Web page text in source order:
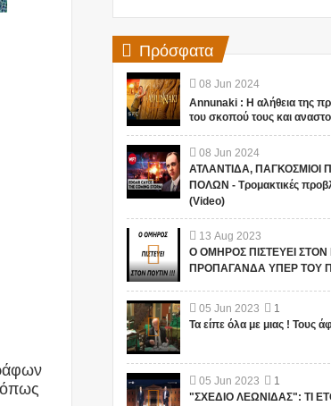
όπως
Πρόσφατα
08 Jun 2024
Annunaki : Η αλήθεια της
του σκοπού τους και
08 Jun 2024
ΑΤΛΑΝΤΙΔΑ, ΠΑΓΚΟΣΜΙΟΙ
ΠΟΛΩΝ - Τρομακτικές
(Video)
13 Aug 2023
Ο ΟΜΗΡΟΣ ΠΙΣΤΕΥΕΙ
ΠΡΟΠΑΓΑΝΔΑ ΥΠΕΡ ΤΟΥ
05 Jun 2023
1
Τα είπε όλα με μιας ! Τους
05 Jun 2023
1
"ΣΧΕΔΙΟ ΛΕΩΝΙΔΑΣ": ΤΙ